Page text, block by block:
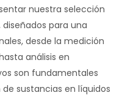
nuestra selección
para una
desde la medición
análisis en
son fundamentales
sustancias en líquidos